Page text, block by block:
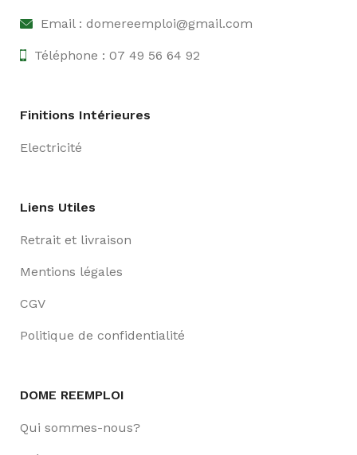
Email : domereemploi@gmail.com
Téléphone : 07 49 56 64 92
Finitions Intérieures
Electricité
Liens Utiles
Retrait et livraison
Mentions légales
CGV
Politique de confidentialité
DOME REEMPLOI
Qui sommes-nous?